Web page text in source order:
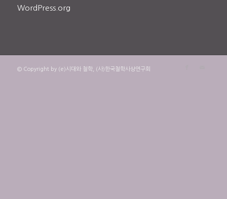
WordPress.org
© Copyright by (e)시대와 철학, (사)한국철학사상연구회